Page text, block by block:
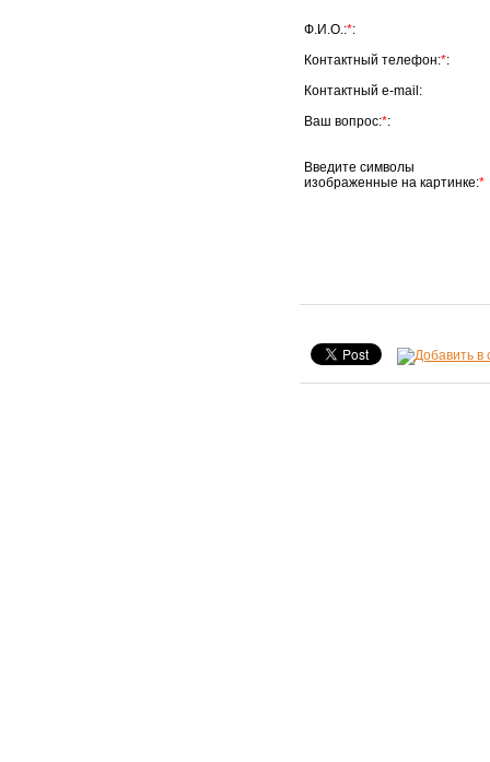
Ф.И.О.:*:
Контактный телефон:*:
Контактный e-mail:
Ваш вопрос:*:
Введите символы
изображенные на картинке:*